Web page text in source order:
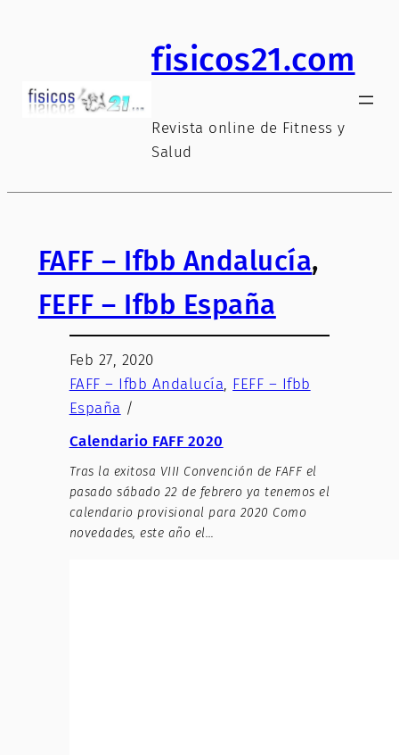
fisicos21.com
Revista online de Fitness y
Salud
FAFF – Ifbb Andalucía
FEFF – Ifbb España
Feb 27, 2020
FAFF – Ifbb Andalucía, FEFF – Ifbb
España /
Calendario FAFF 2020
Tras la exitosa VIII Convención de FAFF el
pasado sábado 22 de febrero ya tenemos el
calendario provisional para 2020 Como
novedades, este año el…